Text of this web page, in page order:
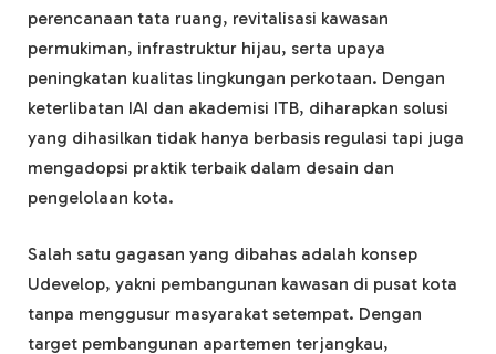
perencanaan tata ruang, revitalisasi kawasan
permukiman, infrastruktur hijau, serta upaya
peningkatan kualitas lingkungan perkotaan. Dengan
keterlibatan IAI dan akademisi ITB, diharapkan solusi
yang dihasilkan tidak hanya berbasis regulasi tapi juga
mengadopsi praktik terbaik dalam desain dan
pengelolaan kota.
Salah satu gagasan yang dibahas adalah konsep
Udevelop, yakni pembangunan kawasan di pusat kota
tanpa menggusur masyarakat setempat. Dengan
target pembangunan apartemen terjangkau,